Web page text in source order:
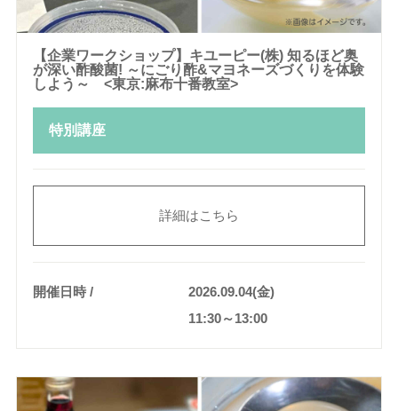
【企業ワークショップ】キユーピー(株) 知るほど奥
が深い酢酸菌! ～にごり酢&マヨネーズづくりを体験
しよう～ <東京:麻布十番教室>
特別講座
詳細はこちら
開催日時
2026.09.04(金)
11:30～13:00